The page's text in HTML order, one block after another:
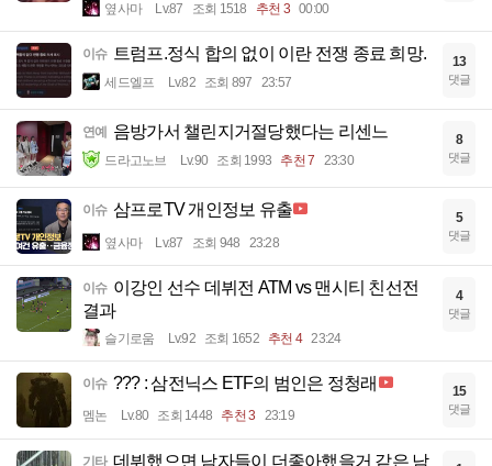
옆사마 Lv.87 조회 1518 추천 3 00:00
이슈 트럼프.정식 합의 없이 이란 전쟁 종료 희망.
세드엘프 Lv.82 조회 897 23:57
13
댓글
연예 음방가서 챌린지거절당했다는 리센느
드라고노브 Lv.90 조회 1993 추천 7 23:30
8
댓글
이슈 삼프로TV 개인정보 유출
옆사마 Lv.87 조회 948 23:28
5
댓글
이슈 이강인 선수 데뷔전 ATM vs 맨시티 친선전
결과
슬기로움 Lv.92 조회 1652 추천 4 23:24
4
댓글
이슈 ??? : 삼전닉스 ETF의 범인은 정청래
멤논 Lv.80 조회 1448 추천 3 23:19
15
댓글
기타 데뷔했으면 남자들이 더좋아했을거 같은 남